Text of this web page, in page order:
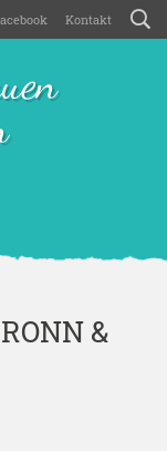
Kontakt
&